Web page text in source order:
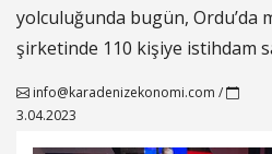
yolculuğunda bugün, Ordu’da
şirketinde 110 kişiye istihdam
info@karadenizekonomi.com /
3.04.2023